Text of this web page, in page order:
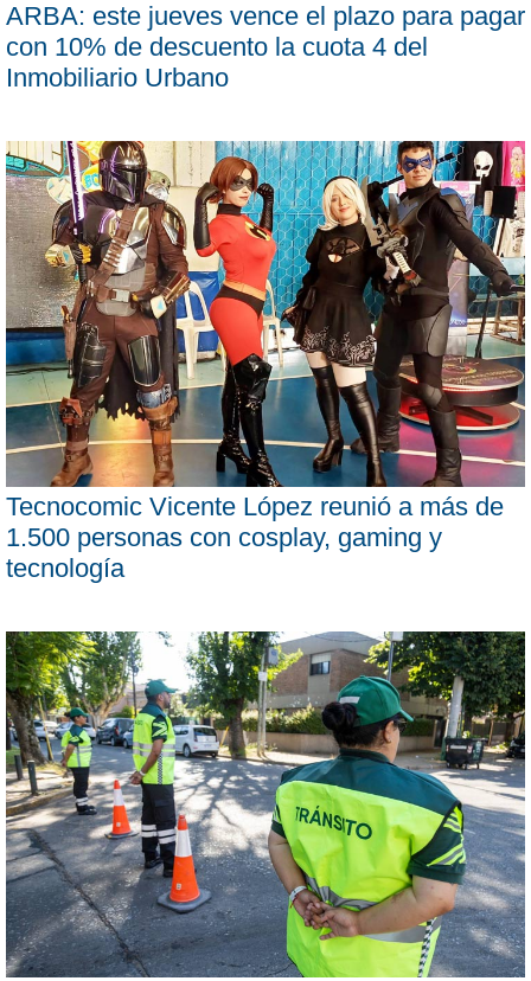
ARBA: este jueves vence el plazo para pagar
con 10% de descuento la cuota 4 del
Inmobiliario Urbano
Tecnocomic Vicente López reunió a más de
1.500 personas con cosplay, gaming y
tecnología